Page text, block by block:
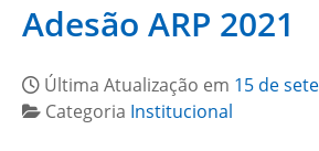
Adesão ARP 2021
Última Atualização em 15 de
Categoria Institucional